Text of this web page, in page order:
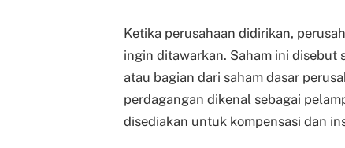
Ketika perusahaan didirikan,
ingin ditawarkan. Saham ini disebut
atau bagian dari saham dasar
perdagangan dikenal sebagai
disediakan untuk kompensasi dan